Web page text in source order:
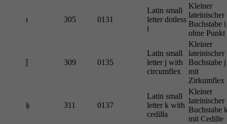
ı 305 0131
Latin small
letter dotless
i
Kleiner
lateinischer
Buchstabe i
ohne Punkt
ĵ 309 0135
Latin small
letter j with
circumflex
Kleiner
lateinischer
Buchstabe j
mit
Zirkumflex
ķ 311 0137
Latin small
letter k with
cedilla
Kleiner
lateinischer
Buchstabe
mit Cedille